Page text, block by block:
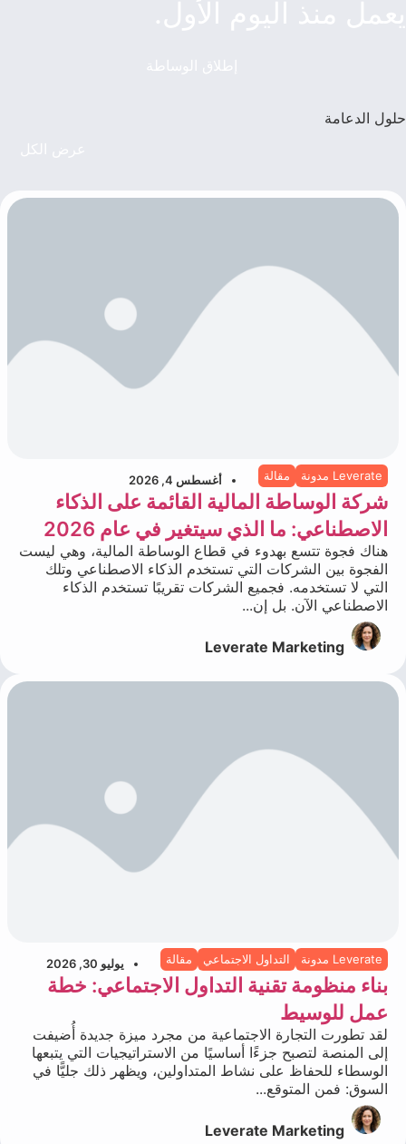
حلول الدعامة
Leverate مدونة مقالة أغسطس 4, 2026
شركة الوساطة المالية القائمة على الذكاء
الاصطناعي: ما الذي سيتغير في عام 2026
هناك فجوة تتسع بهدوء في قطاع الوساطة المالية، وهي ليست
الفجوة بين الشركات التي تستخدم الذكاء الاصطناعي وتلك
التي لا تستخدمه. فجميع الشركات تقريبًا تستخدم الذكاء
الاصطناعي الآن. بل إن...
Leverate Marketing
Leverate مدونة التداول الاجتماعي مقالة يوليو 30, 2026
بناء منظومة تقنية التداول الاجتماعي: خطة
عمل للوسيط
لقد تطورت التجارة الاجتماعية من مجرد ميزة جديدة أُضيفت
إلى المنصة لتصبح جزءًا أساسيًا من الاستراتيجيات التي يتبعها
الوسطاء للحفاظ على نشاط المتداولين، ويظهر ذلك جليًّا في
السوق: فمن المتوقع...
Leverate Marketing